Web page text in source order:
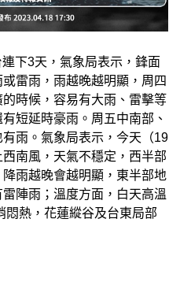
下3天，氣象局表示，鋒面
雷雨，雨越晚越明顯，周四
時候，容易有大雨、雷擊等
短延時豪雨。周五中南部、
雨。氣象局表示，今天（19
南風，天氣不穩定，西半部
雨越晚會越明顯，東半部地
陣雨；溫度方面，白天高溫
悶熱，花蓮縱谷及台東局部